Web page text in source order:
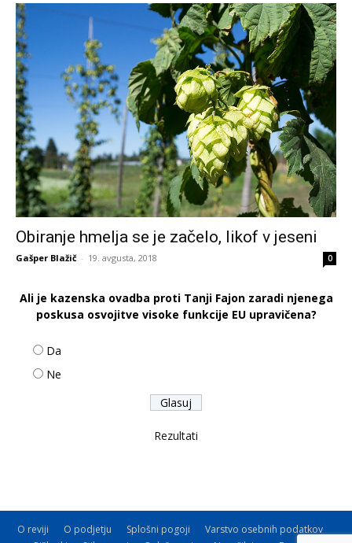
Obiranje hmelja se je začelo, likof v jeseni
Gašper Blažič - 19. avgusta, 2018 0
Ali je kazenska ovadba proti Tanji Fajon zaradi njenega
poskusa osvojitve visoke funkcije EU upravičena?
Da
Ne
Rezultati
O reviji O podjetju Splošni pogoji
Varstvo osebnih podatkov